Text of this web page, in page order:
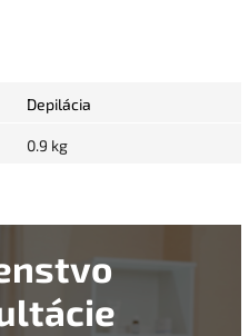
Depilácia
0.9 kg